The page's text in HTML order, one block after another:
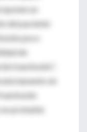
un
del paciente
poco
de
transfusión”;
sin
probable